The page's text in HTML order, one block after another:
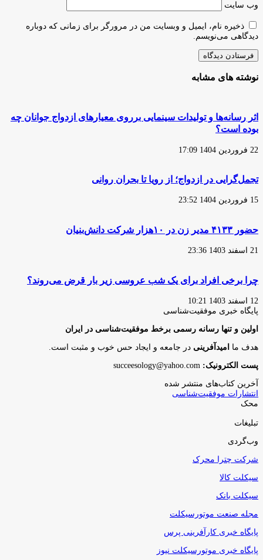
وب‌ سایت
ذخیره نام، ایمیل و وبسایت من در مرورگر برای زمانی که دوباره
دیدگاهی می‌نویسم.
نوشته های مشابه
اثر رسانه‌ها و تولیدات سینمایی برروی معیارهای ازدواج جوانان چه
بوده است؟
22 فروردین 1404 17:09
تجمل‌گرایی در ازدواج؛ از رویا تا بحران روانی
15 فروردین 1404 23:52
حضور ۴۱۳۳ مدیر زن در ۱۰هزار شرکت دانش‌بنیان
21 اسفند 1403 23:36
چرا برخی افراد برای یک شب عروسی زیر بار قرض می‌روند؟
12 اسفند 1403 10:21
پایگاه‌ خبری موفقیت‌شناسی
اولین و تنها رسانه رسمی برخط موفقیت‌شناسی در ایران
هدف ما امیدآفرینی در جامعه و ایجاد حس خوب و مثبت است.
پست الکترونیک:
آخرین کتاب‌های منتشر شده
انتشارات موفقیت‌شناسی
محک
تبلیغات
وب‌گردی
شرکت چترا محرک
سیکلت کالا
سیکلت بانک
مجله صنعت موتورسیکلت
پایگاه خبری کارآفرینی پرس
پایگاه خبری موتورسیکلت نیوز